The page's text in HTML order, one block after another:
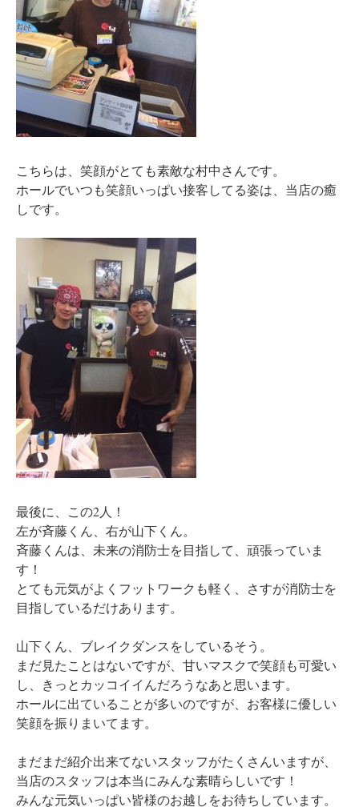
こちらは、笑顔がとても素敵な村中さんです。
ホールでいつも笑顔いっぱい接客してる姿は、当店の癒
しです。
最後に、この2人！
左が斉藤くん、右が山下くん。
斉藤くんは、未来の消防士を目指して、頑張っていま
す！
とても元気がよくフットワークも軽く、さすが消防士を
目指しているだけあります。
山下くん、ブレイクダンスをしているそう。
まだ見たことはないですが、甘いマスクで笑顔も可愛い
し、きっとカッコイイんだろうなあと思います。
ホールに出ていることが多いのですが、お客様に優しい
笑顔を振りまいてます。
まだまだ紹介出来てないスタッフがたくさんいますが、
当店のスタッフは本当にみんな素晴らしいです！
みんな元気いっぱい皆様のお越しをお待ちしています。